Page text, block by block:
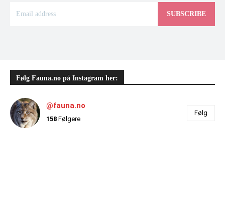
SUBSCRIBE
Følg Fauna.no på Instagram her:
@fauna.no
158 Følgere
Følg